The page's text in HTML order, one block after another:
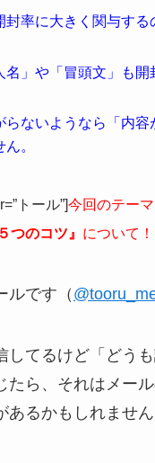
封率に大きく関与す
名」や「冒頭文」も開
らないようなら「内
。
トール”]今回のテー
つのコツ』 について！
ルです（
してるけど「どう
たら、それはメール
あるかもしれません